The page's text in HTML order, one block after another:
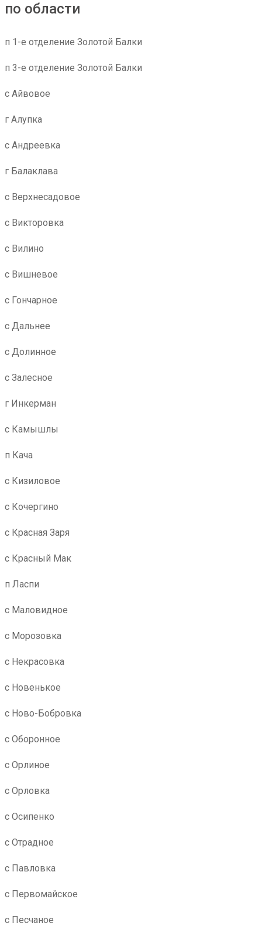
по области
п 1-е отделение Золотой Балки
п 3-е отделение Золотой Балки
с Айвовое
г Алупка
с Андреевка
г Балаклава
с Верхнесадовое
с Викторовка
с Вилино
с Вишневое
с Гончарное
с Дальнее
с Долинное
с Залесное
г Инкерман
с Камышлы
п Кача
с Кизиловое
с Кочергино
с Красная Заря
с Красный Мак
п Ласпи
с Маловидное
с Морозовка
с Некрасовка
с Новенькое
с Ново-Бобровка
с Оборонное
с Орлиное
с Орловка
с Осипенко
с Отрадное
с Павловка
с Первомайское
с Песчаное